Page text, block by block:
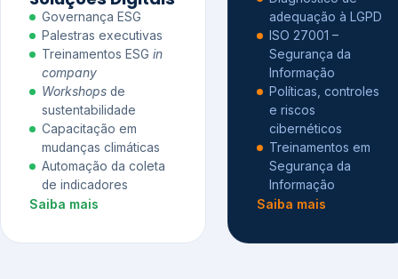
Governança ESG
Palestras executivas
Treinamentos ESG in
company
Workshops de
sustentabilidade
Capacitação em
mudanças climáticas
Automação da coleta
de indicadores
Saiba mais
adequação à LGPD
ISO 27001 –
Segurança da
Informação
Políticas, controles
e riscos
cibernéticos
Treinamentos em
Segurança da
Informação
Saiba mais